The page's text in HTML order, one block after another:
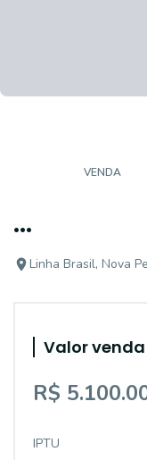
VENDA
...
Linha Brasil, Nova
Valor venda
R$
IPTU